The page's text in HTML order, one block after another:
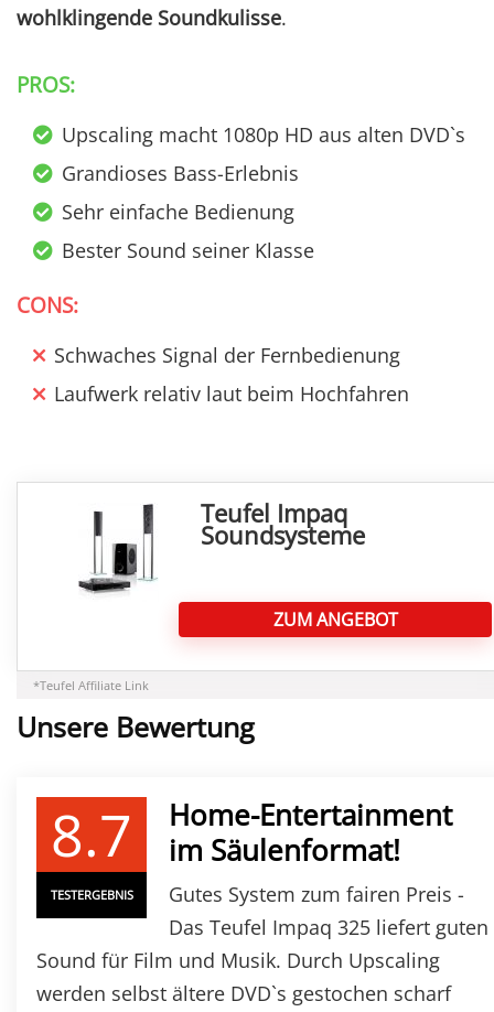
wohlklingende Soundkulisse.
PROS:
Upscaling macht 1080p HD aus alten DVD`s
Grandioses Bass-Erlebnis
Sehr einfache Bedienung
Bester Sound seiner Klasse
CONS:
Schwaches Signal der Fernbedienung
Laufwerk relativ laut beim Hochfahren
Teufel Impaq
Soundsysteme
ZUM ANGEBOT
*Teufel Affiliate Link
Unsere Bewertung
8.7
TESTERGEBNIS
Home-Entertainment
im Säulenformat!
Gutes System zum fairen Preis -
Das Teufel Impaq 325 liefert guten
Sound für Film und Musik. Durch Upscaling
werden selbst ältere DVD`s gestochen scharf